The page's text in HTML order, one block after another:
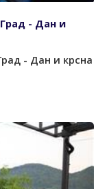
- Дан и
- Дан и крсна